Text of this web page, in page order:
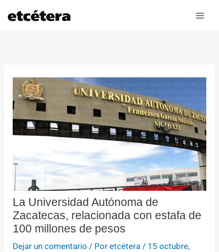
La Universidad Autónoma de
Zacatecas, relacionada con estafa de
100 millones de pesos
Dejar un comentario / Poretcétera / 15 octubre,